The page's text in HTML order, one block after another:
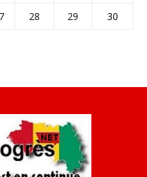
28 29
30